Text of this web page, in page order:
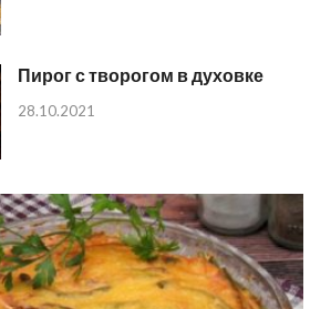
Пирог с творогом в духовке
28.10.2021